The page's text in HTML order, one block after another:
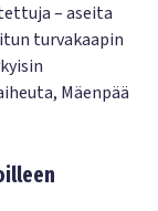
– aseita
turvakaapin
Mäenpää